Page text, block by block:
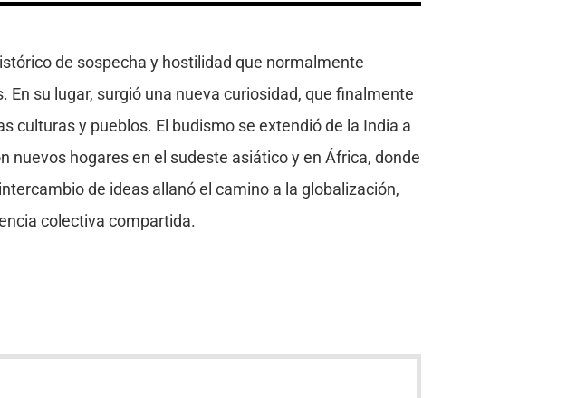
de sospecha y hostilidad que normalmente
su lugar, surgió una nueva curiosidad, que finalmente
culturas y pueblos. El budismo se extendió de la India a
nuevos hogares en el sudeste asiático y en África, donde
de ideas allanó el camino a la globalización,
colectiva compartida.